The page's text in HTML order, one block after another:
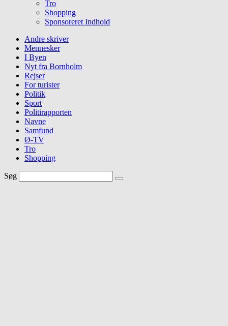
Tro
Shopping
Sponsoreret Indhold
Andre skriver
Mennesker
I Byen
Nyt fra Bornholm
Rejser
For turister
Politik
Sport
Politirapporten
Navne
Samfund
Ø-TV
Tro
Shopping
Søg